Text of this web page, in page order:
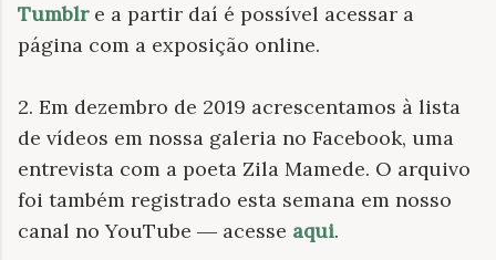
Tumblre a partir daí é possível acessar a
página com a exposição online.
2. Em dezembro de 2019 acrescentamos à lista
de vídeos em nossa galeria no Facebook, uma
entrevista com a poeta Zila Mamede. O arquivo
foi também registrado esta semana em nosso
canal no YouTube ― acesse aqui.